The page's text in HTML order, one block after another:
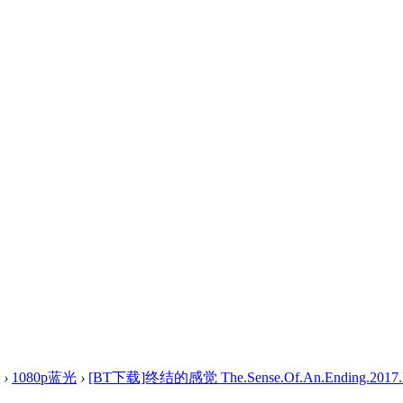
› 1080p蓝光 › [BT下载]终结的感觉